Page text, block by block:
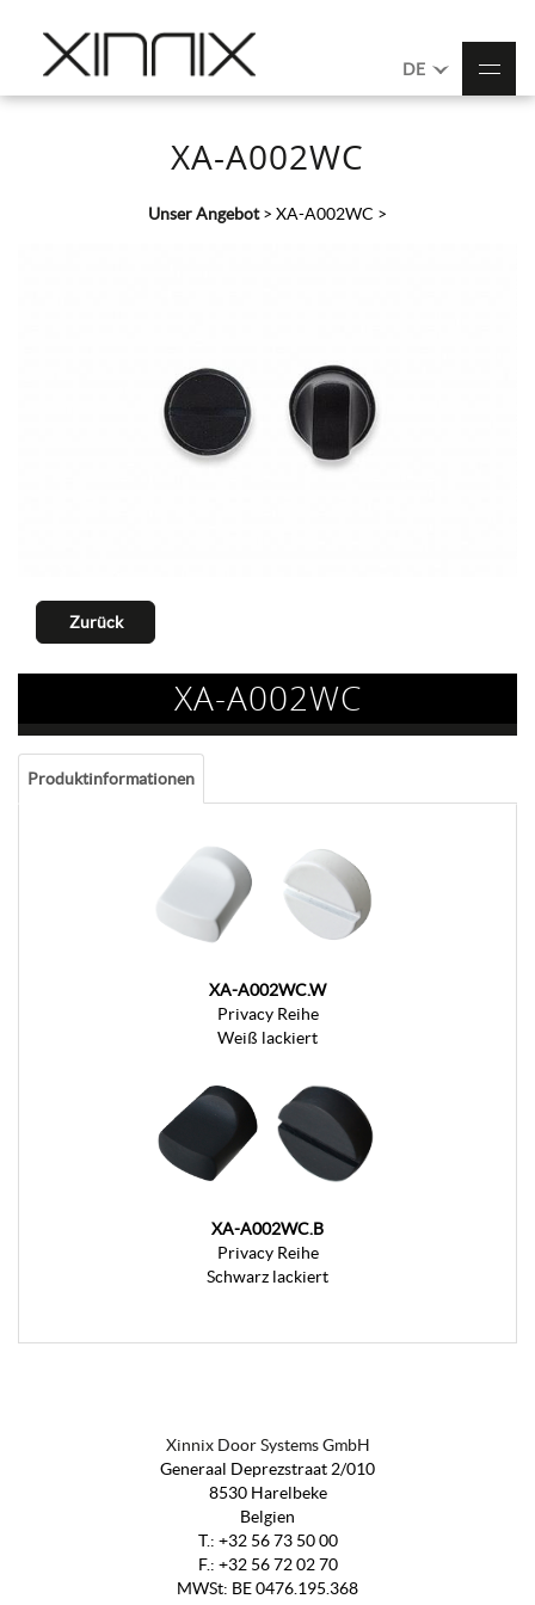
DE
XA-A002WC
Unser Angebot> XA-A002WC >
Zurück
XA-A002WC
Produktinformationen
XA-A002WC.W
Privacy Reihe
Weiß lackiert
XA-A002WC.B
Privacy Reihe
Schwarz lackiert
Xinnix Door Systems GmbH
Generaal Deprezstraat 2/010
8530 Harelbeke
Belgien
T.: +32 56 73 50 00
F.: +32 56 72 02 70
MWSt: BE 0476.195.368